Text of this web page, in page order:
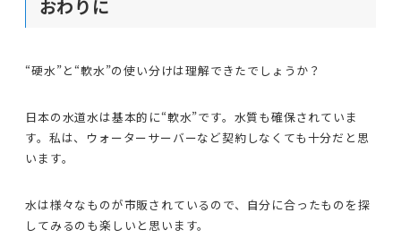
おわりに
“硬水”と“軟水”の使い分けは理解できたでしょうか？
日本の水道水は基本的に“軟水”です。水質も確保されていま
す。私は、ウォーターサーバーなど契約しなくても十分だと思
います。
水は様々なものが市販されているので、自分に合ったものを探
してみるのも楽しいと思います。